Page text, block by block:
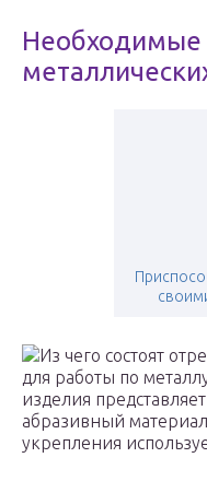
Необходимые
Из чего состоят
для работы по
изделия
абразивный
укрепления